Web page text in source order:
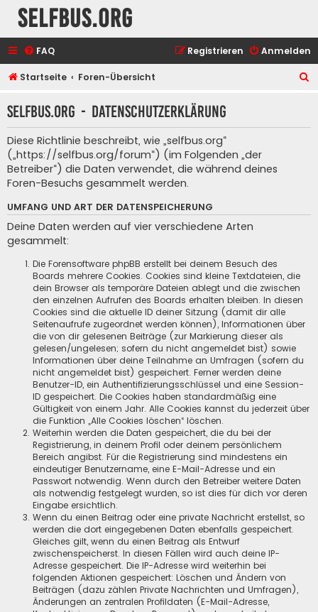
selfbus.org
FAQ Anmelden
Registrieren
Startseite Foren-Übersicht
h
selfbus.org - Datenschutzerklärung
Diese Richtlinie beschreibt, wie „selfbus.org“
(„https://selfbus.org/forum“) (im Folgenden „der
Betreiber“) die Daten verwendet, die während deines
Foren-Besuchs gesammelt werden.
UMFANG UND ART DER DATENSPEICHERUNG
Deine Daten werden auf vier verschiedene Arten
gesammelt:
Die Forensoftware phpBB erstellt bei deinem Besuch des
Boards mehrere Cookies. Cookies sind kleine Textdateien, die
dein Browser als temporäre Dateien ablegt und die zwischen
den einzelnen Aufrufen des Boards erhalten bleiben. In diesen
Cookies sind die aktuelle ID deiner Sitzung (damit dir alle
Seitenaufrufe zugeordnet werden können), Informationen über
die von dir gelesenen Beiträge (zur Markierung dieser als
gelesen/ungelesen; sofern du nicht angemeldet bist) sowie
Informationen über deine Teilnahme an Umfragen (sofern du
nicht angemeldet bist) gespeichert. Ferner werden deine
Benutzer-ID, ein Authentifizierungsschlüssel und eine Session-
ID gespeichert. Die Cookies haben standardmäßig eine
Gültigkeit von einem Jahr. Alle Cookies kannst du jederzeit über
die Funktion „Alle Cookies löschen“ löschen.
Weiterhin werden die Daten gespeichert, die du bei der
Registrierung, in deinem Profil oder deinem persönlichem
Bereich angibst. Für die Registrierung sind mindestens ein
eindeutiger Benutzername, eine E-Mail-Adresse und ein
Passwort notwendig. Wenn durch den Betreiber weitere Daten
als notwendig festgelegt wurden, so ist dies für dich vor deren
Eingabe ersichtlich.
Wenn du einen Beitrag oder eine private Nachricht erstellst, so
werden die dort eingegebenen Daten ebenfalls gespeichert.
Gleiches gilt, wenn du einen Beitrag als Entwurf
zwischenspeicherst. In diesen Fällen wird auch deine IP-
Adresse gespeichert. Die IP-Adresse wird weiterhin bei
folgenden Aktionen gespeichert: Löschen und Ändern von
Beiträgen (dazu zählen Private Nachrichten und Umfragen),
Änderungen an zentralen Profildaten (E-Mail-Adresse,